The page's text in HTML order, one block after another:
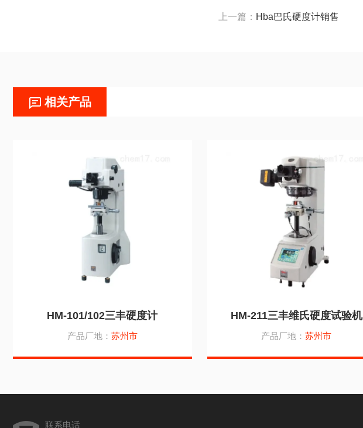
上一篇： Hba巴氏硬度计销售
相关产品
HM-101/102三丰硬度计
产品厂地： 苏州市
HM-211三丰维氏硬度试验机
产品厂地：苏州市
联系电话